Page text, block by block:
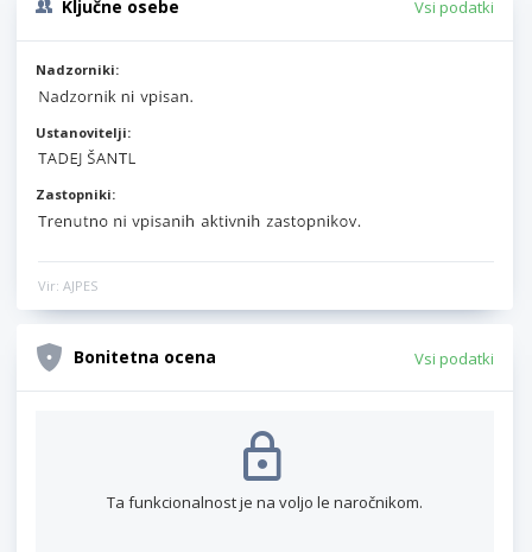
Ključne osebe Vsi podatki
Nadzorniki:
Ustanovitelji:
Zastopniki:
Vir: AJPES
Bonitetna ocena Vsi podatki
Ta funkcionalnost je na voljo le naročnikom.